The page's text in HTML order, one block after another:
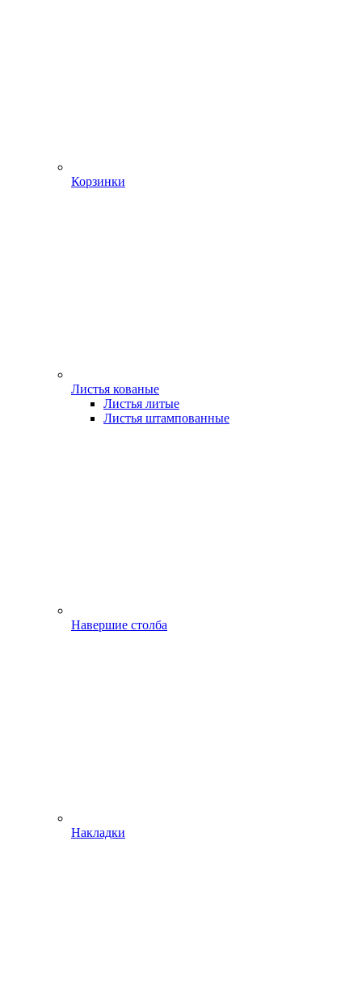
Корзинки
Листья кованые
Листья литые
Листья штампованные
Навершие столба
Накладки